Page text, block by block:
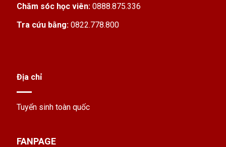
Chăm sóc học viên: 0888.875.336
Tra cứu bằng: 0822.778.800
Địa chỉ
Tuyển sinh toàn quốc
FANPAGE